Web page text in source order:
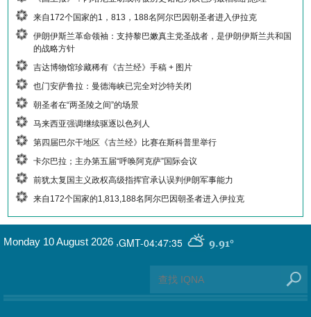
来自172个国家的1，813，188名阿尔巴因朝圣者进入伊拉克
伊朗伊斯兰革命领袖：支持黎巴嫩真主党圣战者，是伊朗伊斯兰共和国
的战略方针
吉达博物馆珍藏稀有《古兰经》手稿 + 图片
也门安萨鲁拉：曼德海峡已完全对沙特关闭
朝圣者在“两圣陵之间”的场景
马来西亚强调继续驱逐以色列人
第四届巴尔干地区《古兰经》比赛在斯科普里举行
卡尔巴拉；主办第五届“呼唤阿克萨”国际会议
前犹太复国主义政权高级指挥官承认误判伊朗军事能力
来自172个国家的1,813,188名阿尔巴因朝圣者进入伊拉克
GMT-04:47:35 9.91°
Monday 10 August 2026 ,